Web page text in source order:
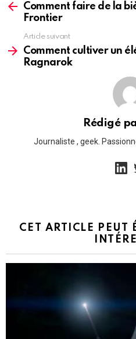
moreComment faire de la
Frontier
Article suivant
Comment cultiver un
Ragnarok
Rédigé
Journaliste , geek.
CET ARTICLE PEUT